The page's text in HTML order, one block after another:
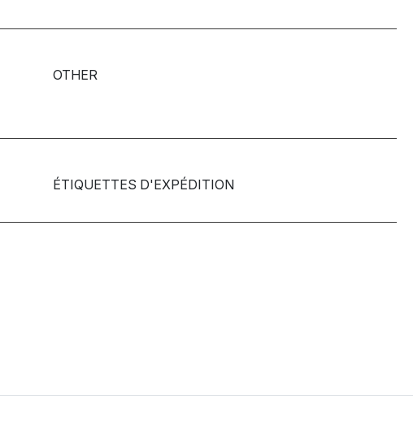
OTHER
ÉTIQUETTES D'EXPÉDITION